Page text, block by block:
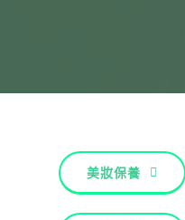
美妝保養